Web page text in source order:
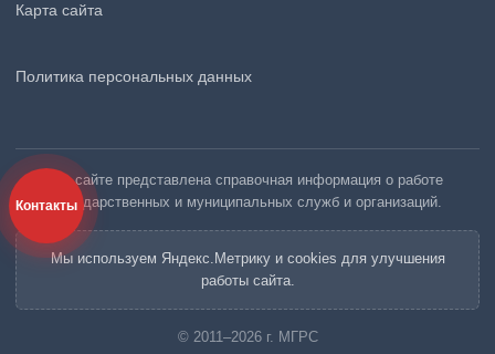
Карта сайта
Политика персональных данных
На сайте представлена справочная информация о работе
государственных и муниципальных служб и организаций.
Мы используем Яндекс.Метрику и cookies для улучшения
работы сайта.
© 2011–2026 г. МГРС
Контакты